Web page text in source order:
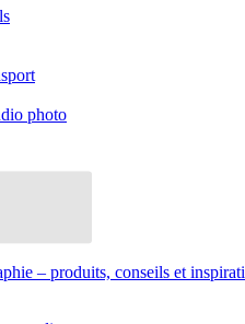
photo
– produits, conseils et